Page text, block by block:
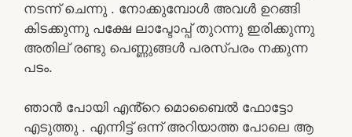
നടന്ന്‌ ചെന്നു . നോക്കുമ്പോൾ അവൾ ഉറങ്ങി
കിടക്കുന്നു പക്ഷേ ലാപ്ടോപ്പ് തുറന്നു ഇരിക്കുന്നു
അതില് രണ്ടു പെണ്ണുങ്ങൾ പരസ്പരം നക്കുന്ന
പടം.
ഞാൻ പോയി എൻ്റെ മൊബൈൽ ഫോട്ടോ
എടുത്തു . എന്നിട്ട് ഒന്ന് അറിയാത്ത പോലെ ആ